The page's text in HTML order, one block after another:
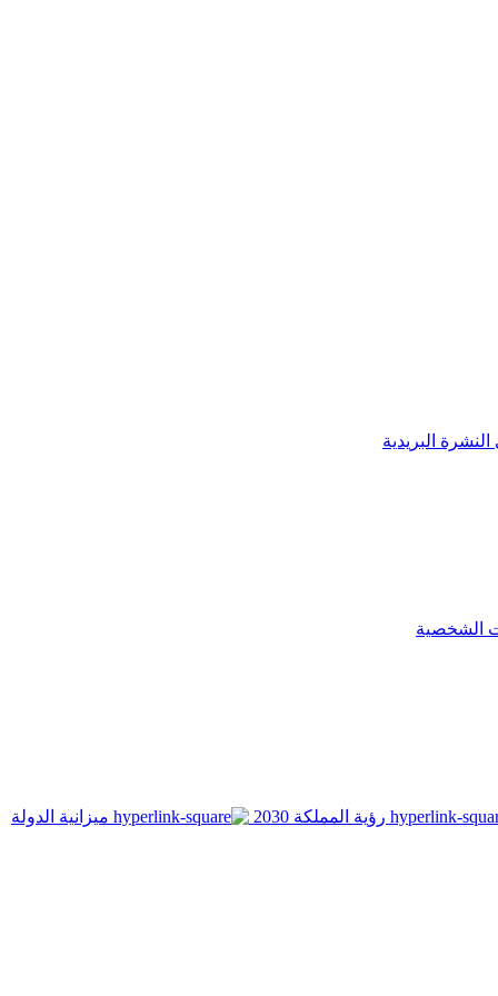
البريدية
الشخصية
رؤية المملكة 2030 ميزانية الدولة